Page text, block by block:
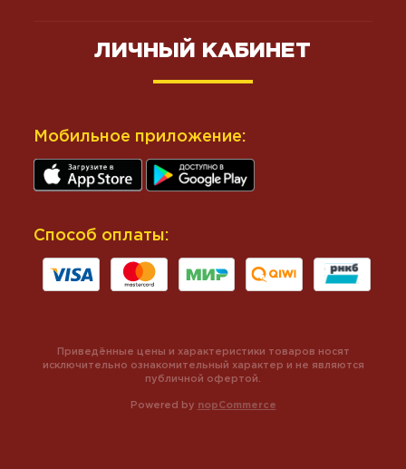
ЛИЧНЫЙ КАБИНЕТ
Мобильное приложение:
Способ оплаты:
Powered by nopCommerce
Приведённые цены и характеристики товаров носят
исключительно ознакомительный характер и не являются
публичной офертой.